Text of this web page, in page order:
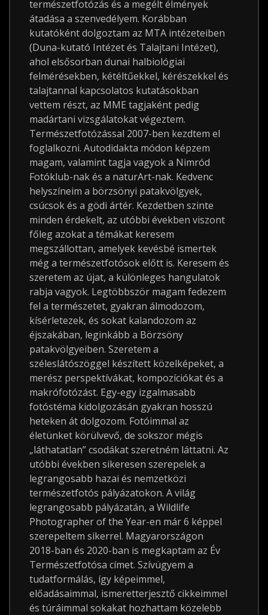
természetfotózás és a megélt élmények
átadása a szenvedélyem. Korábban
kutatóként dolgoztam az MTA intézeteiben
(Duna-kutató Intézet és Talajtani Intézet),
ahol elsősorban dunai halbiológiai
felmérésekben, kétéltűekkel, kérészekkel és
talajtannal kapcsolatos kutatásokban
vettem részt, az MME tagjaként pedig
madártani vizsgálatokat végeztem.
Természetfotózással 2007-ben kezdtem el
foglalkozni. Autodidakta módon képzem
magam, valamint tagja vagyok a Nimród
Fotóklub-nak és a naturArt-nak. Kedvenc
helyszíneim a börzsönyi patakvölgyek,
csúcsok és a gödi ártér. Kezdetben szinte
minden érdekelt, az utóbbi években viszont
főleg azokat a témákat keresem
megszállottan, amelyek kevésbé ismertek
még a természetfotósok előtt is. Keresem és
szeretem az újat, a különleges hangulatok
rabja vagyok. Legtöbbször magam fedezem
fel a természetet, gyakran álmodozom,
kísérletezek, és sokat kalandozom az
éjszakában, leginkább a Börzsöny
patakvölgyeiben. Szeretem a
széleslátószöggel készített közelképeket, a
merész perspektívákat, kompozíciókat és a
makrófotózást. Egy-egy izgalmasabb
fotóstéma kidolgozásán gyakran hosszú
heteken át dolgozom. Fotóimmal az
életünket körülvevő, de sokszor mégis
„láthatatlan” csodákat szeretném láttatni. Az
utóbbi években sikeresen szerepelek a
legrangosabb hazai és nemzetközi
természetfotós pályázatokon. A világ
legrangosabb pályázatán, a Wildlife
Photographer of the Year-en már 6 képpel
szerepeltem sikerrel. Magyarországon
2018-ban és 2020-ban is megkaptam az Év
Természetfotósa címet. Szívügyem a
tudatformálás, így képeimmel,
előadásaimmal, ismeretterjesztő cikkeimmel
és túráimmal sokakat hozhattam közelebb